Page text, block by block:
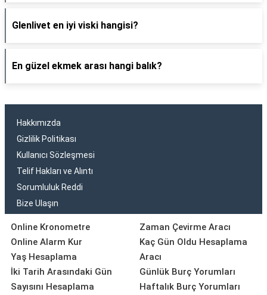
Glenlivet en iyi viski hangisi?
En güzel ekmek arası hangi balık?
Hakkımızda
Gizlilik Politikası
Kullanıcı Sözleşmesi
Telif Hakları ve Alıntı
Sorumluluk Reddi
Bize Ulaşın
Online Kronometre
Online Alarm Kur
Yaş Hesaplama
İki Tarih Arasındaki Gün
Sayısını Hesaplama
Zaman Çevirme Aracı
Kaç Gün Oldu Hesaplama
Aracı
Günlük Burç Yorumları
Haftalık Burç Yorumları